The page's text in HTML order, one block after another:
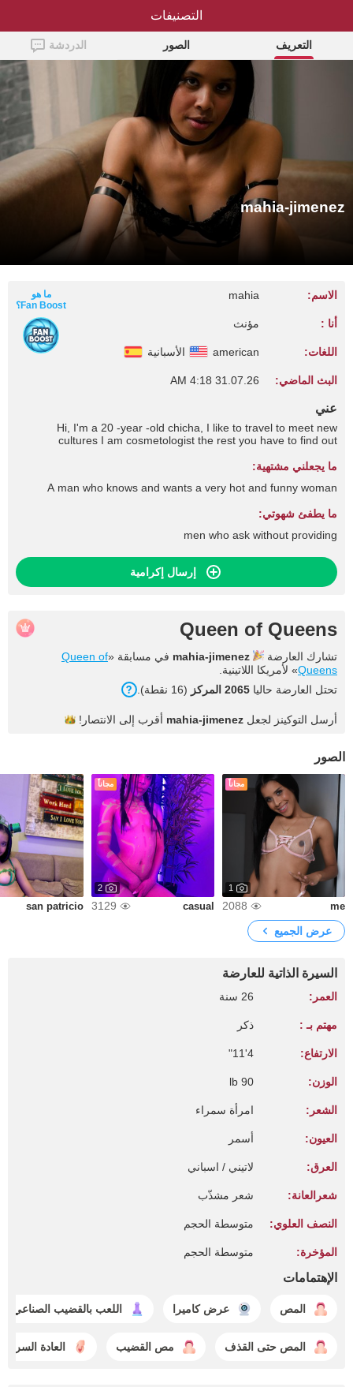
mahia-jimenez
التعريف الصور الدردشة
mahia-jimenez
الاسم: mahia
أنا : مؤنث
اللغات: american الأسبانية
البث الماضي: 31.07.26 4:18 AM
ما هو
Fan Boost؟
عني
Hi, I'm a 20 -year -old chicha, I like to travel to meet new
cultures I am cosmetologist the rest you have to find out
ما يجعلني مشتهية:
A man who knows and wants a very hot and funny woman
ما يطفئ شهوتي:
men who ask without providing
إرسال إكرامية
Queen of Queens
تشارك العارضة mahia-jimenez في مسابقة «Queen of
Queens» لأمريكا اللاتينية.
تحتل العارضة حاليا 2065 المركز (16 نقطة).
أرسل التوكينز لجعل mahia-jimenez أقرب إلى الانتصار!
الصور
مجاناً
1
me
2088
مجاناً
2
casual
3129
san patricio
عرض الجميع
السيرة الذاتية للعارضة
العمر: 26 سنة
مهتم بـ : ذكر
الارتفاع: 4'11"
الوزن: 90 lb
الشعر: امرأة سمراء
العيون: أسمر
العرق: لاتيني / اسباني
شعرالعانة: شعر مشذّب
النصف العلوي: متوسطة الحجم
المؤخرة: متوسطة الحجم
الإهتمامات
المص عرض كاميرا اللعب بالقضيب الصناعي
المص حتى القذف مص القضيب العادة السرية
التصنيفات